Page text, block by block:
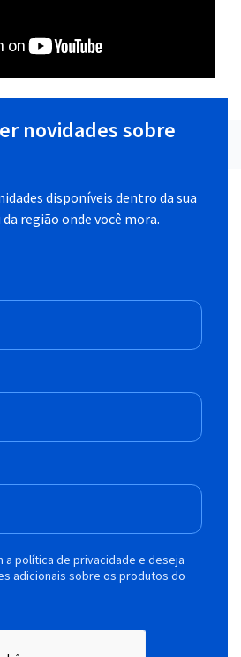
novidades sobre
disponíveis dentro da sua
região onde você mora.
a política de privacidade e deseja
adicionais sobre os produtos do